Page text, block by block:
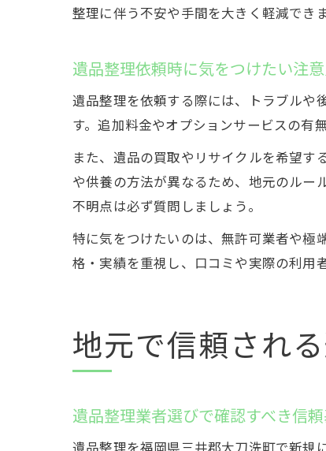
整理に伴う不安や手間を大きく軽減できま
遺品整理依頼時に気をつけたい注
遺品整理を依頼する際には、トラブルや
す。追加料金やオプションサービスの有
また、遺品の買取やリサイクルを希望
や供養の方法が異なるため、地元のルー
不明点は必ず質問しましょう。
特に気をつけたいのは、無許可業者や極
格・実績を重視し、口コミや実際の利用
地元で信頼され
遺品整理業者選びで確認すべき信
遺品整理を福岡県三井郡大刀洗町で新規